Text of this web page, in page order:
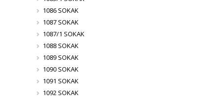
1086 SOKAK
1087 SOKAK
1087/1 SOKAK
1088 SOKAK
1089 SOKAK
1090 SOKAK
1091 SOKAK
1092 SOKAK